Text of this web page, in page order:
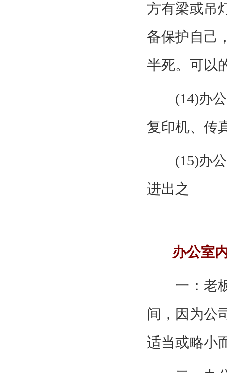
方有梁或吊
备保护自己
半死。可以
(14)办公
复印机、传
(15)办公
进出之
办公室
一：老板
间，因为公
适当或略小